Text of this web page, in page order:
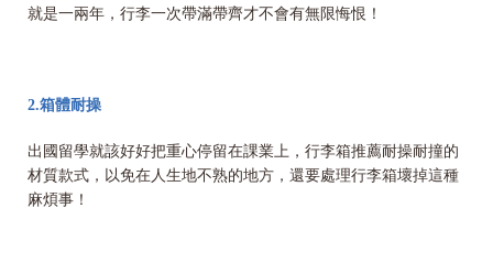
就是一兩年，行李一次帶滿帶齊才不會有無限悔恨！
2.箱體耐操
出國留學就該好好把重心停留在課業上，行李箱推薦耐操耐撞的
材質款式，以免在人生地不熟的地方，還要處理行李箱壞掉這種
麻煩事！